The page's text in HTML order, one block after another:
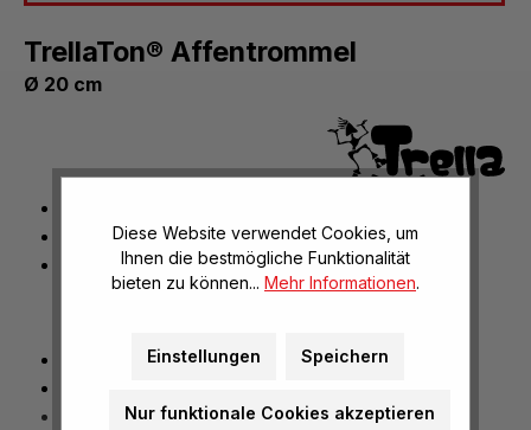
TrellaTon® Affentrommel
Ø 20 cm
mit Naturhaut
sehr schöne Klänge
Ø ca. 20 cm
sehr schöne Klänge
Diese Website verwendet Cookies, um
Ihnen die bestmögliche Funktionalität
bieten zu können... Mehr Informationen.
Einstellungen Speichern
Nur funktionale Cookies akzeptieren